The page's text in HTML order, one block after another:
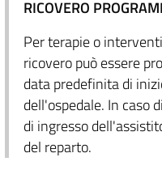
RICOVERO
Per terapie o
ricovero può essere
data predefinita di
dell'ospedale. In caso
di ingresso
del reparto.